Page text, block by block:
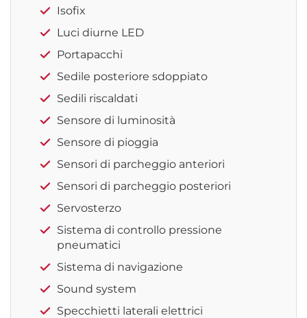
Isofix
Luci diurne LED
Portapacchi
Sedile posteriore sdoppiato
Sedili riscaldati
Sensore di luminosità
Sensore di pioggia
Sensori di parcheggio anteriori
Sensori di parcheggio posteriori
Servosterzo
Sistema di controllo pressione
pneumatici
Sistema di navigazione
Sound system
Specchietti laterali elettrici